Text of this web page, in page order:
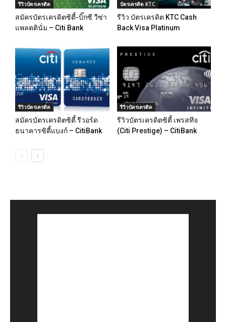
รีวิวบัตรเครดิต
สมัครบัตรเครดิตซิตี้-บิ๊กซี วีซ่า
แพลตตินั่ม – Citi Bank
บัตรเครดิต KTC
รีวิว บัตรเครดิต KTC Cash
Back Visa Platinum
รีวิวบัตรเครดิต
สมัครบัตรเครดิตซิตี้ รีวอร์ด
ธนาคารซิตี้แบงก์ – CitiBank
รีวิวบัตรเครดิต
รีวิวบัตรเครดิตซิตี้ เพรสทีจ
(Citi Prestige) – CitiBank